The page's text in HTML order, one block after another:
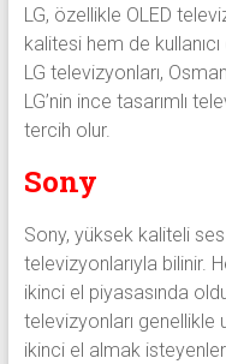
LG, özellikle OLED
kalitesi hem de
LG televizyonları,
LG’nin ince tasarımlı
tercih olur.
Sony
Sony, yüksek kaliteli
televizyonlarıyla bilinir.
ikinci el piyasasında
televizyonları genellikle
ikinci el almak isteyenler